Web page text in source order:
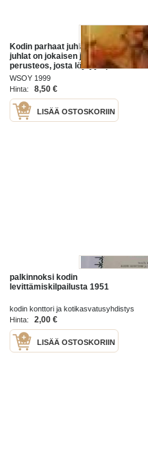
Kodin parhaat juhlat. Kodin parhaat
juhlat on jokaisen juhlanjärjestäjän
perusteos, josta löytyy apu niin
sopivaa tarjottavaa etsittäessä
kuin oikeaa
WSOY 1999
Hinta:
8,50 €
LISÄÄ OSTOSKORIIN
palkinnoksi kodin
levittämiskilpailusta 1951
kodin konttori ja kotikasvatusyhdistys
1951
Hinta: 2,00 €
LISÄÄ OSTOSKORIIN